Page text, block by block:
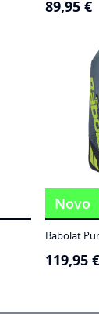
89,95 €
Novo
Babolat
119,95 €